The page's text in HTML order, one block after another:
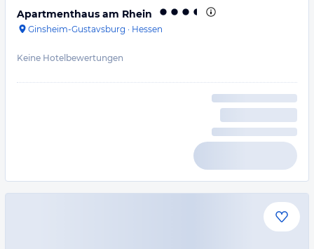
Apartmenthaus am Rhein
Ginsheim-Gustavsburg · Hessen
Keine Hotelbewertungen